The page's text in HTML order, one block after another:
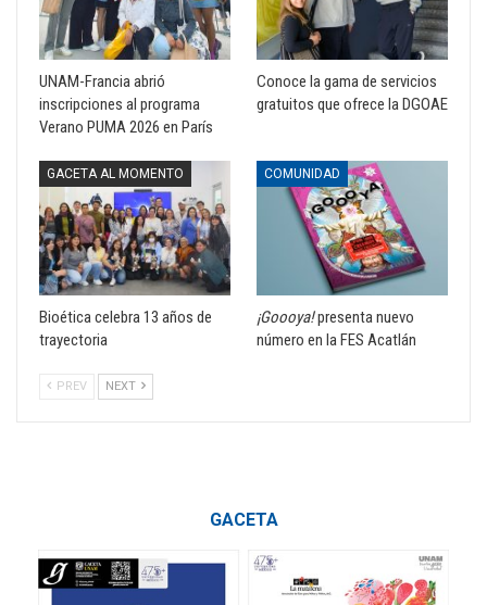
UNAM-Francia abrió
inscripciones al programa
Verano PUMA 2026 en París
Conoce la gama de servicios
gratuitos que ofrece la DGOAE
GACETA AL MOMENTO
Bioética celebra 13 años de
trayectoria
COMUNIDAD
¡Goooya!presenta nuevo
número en la FES Acatlán
PREV NEXT
GACETA